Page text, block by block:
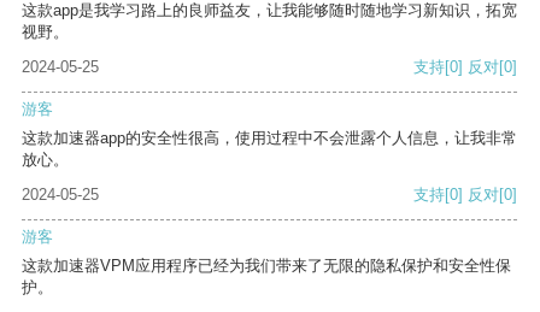
这款app是我学习路上的良师益友，让我能够随时随地学习新知识，拓宽
视野。
2024-05-25
支持[0] 反对[0]
游客
这款加速器app的安全性很高，使用过程中不会泄露个人信息，让我非常
放心。
2024-05-25
支持[0] 反对[0]
游客
这款加速器VPM应用程序已经为我们带来了无限的隐私保护和安全性保
护。